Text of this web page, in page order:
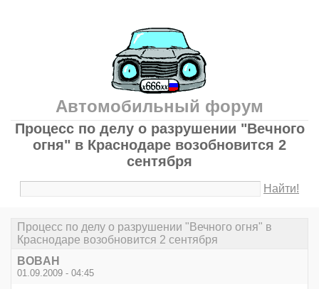
Автомобильный форум
Процесс по делу о разрушении "Вечного
огня" в Краснодаре возобновится 2
сентября
Найти!
Процесс по делу о разрушении "Вечного огня" в
Краснодаре возобновится 2 сентября
BOBAH
01.09.2009 - 04:45